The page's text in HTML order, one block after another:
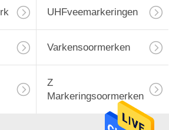
UHFveemarkeringen
Varkensoormerken
Z
Markeringsoormerken